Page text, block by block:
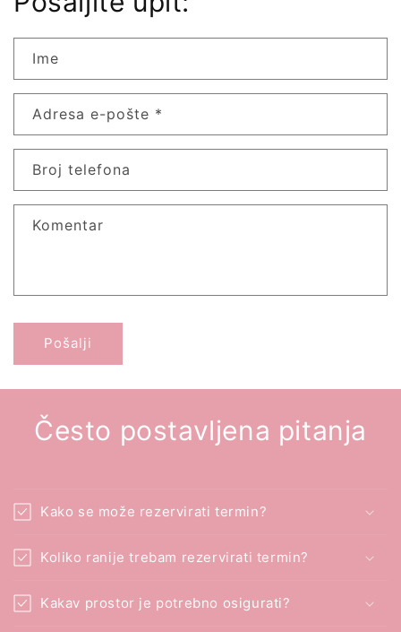
Ime
Adresa e-pošte *
Broj telefona
Komentar
Pošalji
Često postavljena pitanja
Kako se može rezervirati termin?
Koliko ranije trebam rezervirati termin?
Kakav prostor je potrebno osigurati?